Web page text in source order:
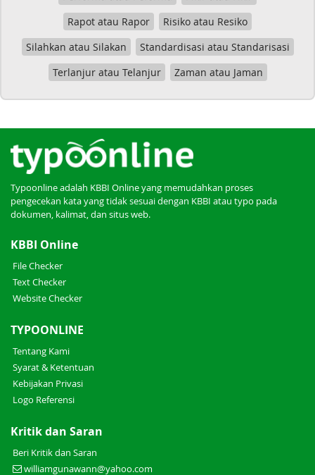
Rapot atau Rapor
Risiko atau Resiko
Silahkan atau Silakan
Standardisasi atau Standarisasi
Terlanjur atau Telanjur
Zaman atau Jaman
Typoonline adalah KBBI Online yang memudahkan proses
pengecekan kata yang tidak sesuai dengan KBBI atau typo pada
dokumen, kalimat, dan situs web.
KBBI Online
File Checker
Text Checker
Website Checker
TYPOONLINE
Tentang Kami
Syarat & Ketentuan
Kebijakan Privasi
Logo Referensi
Kritik dan Saran
Beri Kritik dan Saran
williamgunawann@yahoo.com